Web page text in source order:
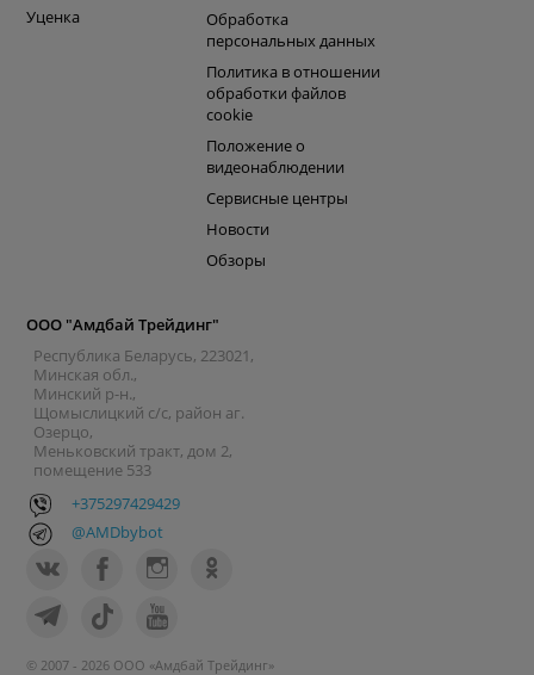
Уценка
Обработка
персональных данных
Политика в отношении
обработки файлов
cookie
Положение о
видеонаблюдении
Сервисные центры
Новости
Обзоры
ООО "Амдбай Трейдинг"
Республика Беларусь, 223021,
Минская обл.,
Минский р-н.,
Щомыслицкий с/с, район аг.
Озерцо,
Меньковский тракт, дом 2,
помещение 533
+375297429429
@AMDbybot
© 2007 - 2026 ООО «Амдбай Трейдинг»